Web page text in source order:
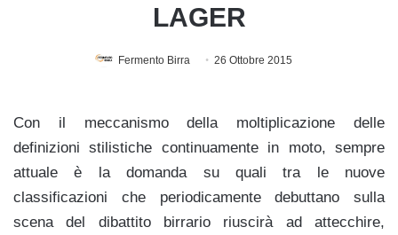
LAGER
Fermento Birra 26 Ottobre 2015
Con il meccanismo della moltiplicazione delle
definizioni stilistiche continuamente in moto, sempre
attuale è la domanda su quali tra le nuove
classificazioni che periodicamente debuttano sulla
scena del dibattito birrario riuscirà ad attecchire,